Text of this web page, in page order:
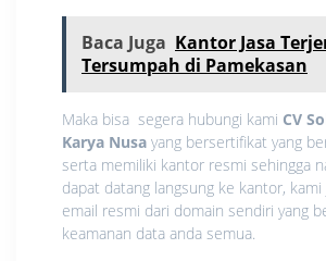
Baca Juga Kantor Jasa
Tersumpah di Pamekasan
Maka bisa segera hubungi kami CV
Karya Nusa yang bersertifikat yang
serta memiliki kantor resmi sehingga
dapat datang langsung ke kantor, kami
email resmi dari domain sendiri yang
keamanan data anda semua.